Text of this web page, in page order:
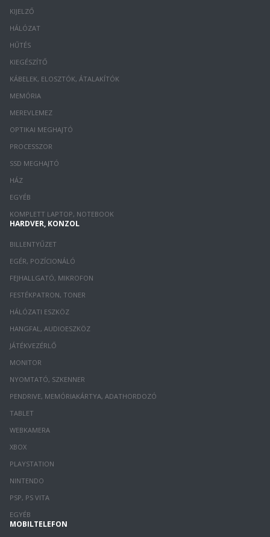
KIJELZŐ
HÁLÓZAT
HŰTÉS
KIEGÉSZÍTŐ
KÁBELEK, ELOSZTÓK, ÁTALAKÍTÓK
MEMÓRIA
MEREVLEMEZ
OPTIKAI MEGHAJTÓ
PROCESSZOR
SSD MEGHAJTÓ
HÁZ
EGYÉB
KOMPLETT LAPTOP, NOTEBOOK
HARDVER, KONZOL
BILLENTYŰZET
EGÉR, POZÍCIONÁLÓ
FEJHALLGATÓ, MIKROFON
FESTÉKPATRON, TONER
HÁLÓZATI ESZKÖZ
HANGFAL, AUDIOESZKÖZ
JÁTÉKVEZÉRLŐ
MONITOR
NYOMTATÓ, SZKENNER
PENDRIVE, MEMÓRIAKÁRTYA, ADATHORDOZÓ
TABLET
WEBKAMERA
XBOX
PLAYSTATION
NINTENDO
PSP, PS VITA
EGYÉB
MOBILTELEFON